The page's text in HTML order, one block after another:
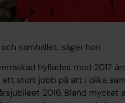
samhället, säger hon.
hyllades med 2017
stort jobb på att i olika
2016. Bland mycket